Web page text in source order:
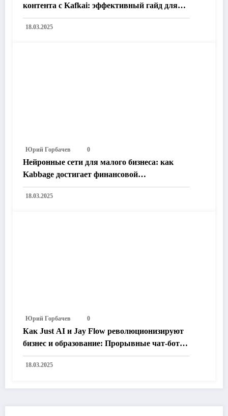
контента с Kafkai: эффективный гайд для
успешного контент-маркетинга
18.03.2025
Юрий Горбачев 0
Нейронные сети для малого бизнеса: как
Kabbage достигает финансовой
эффективности через инновации
18.03.2025
Юрий Горбачев 0
Как Just AI и Jay Flow революционизируют
бизнес и образование: Прорывные чат-боты
и виртуальные помощники для вашего
успеха
18.03.2025